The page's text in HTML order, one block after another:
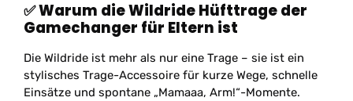
✅Warum die Wildride Hüfttrage der
Gamechanger für Eltern ist
Die Wildride ist mehr als nur eine Trage – sie ist ein
stylisches Trage-Accessoire für kurze Wege, schnelle
Einsätze und spontane „Mamaaa, Arm!“-Momente.